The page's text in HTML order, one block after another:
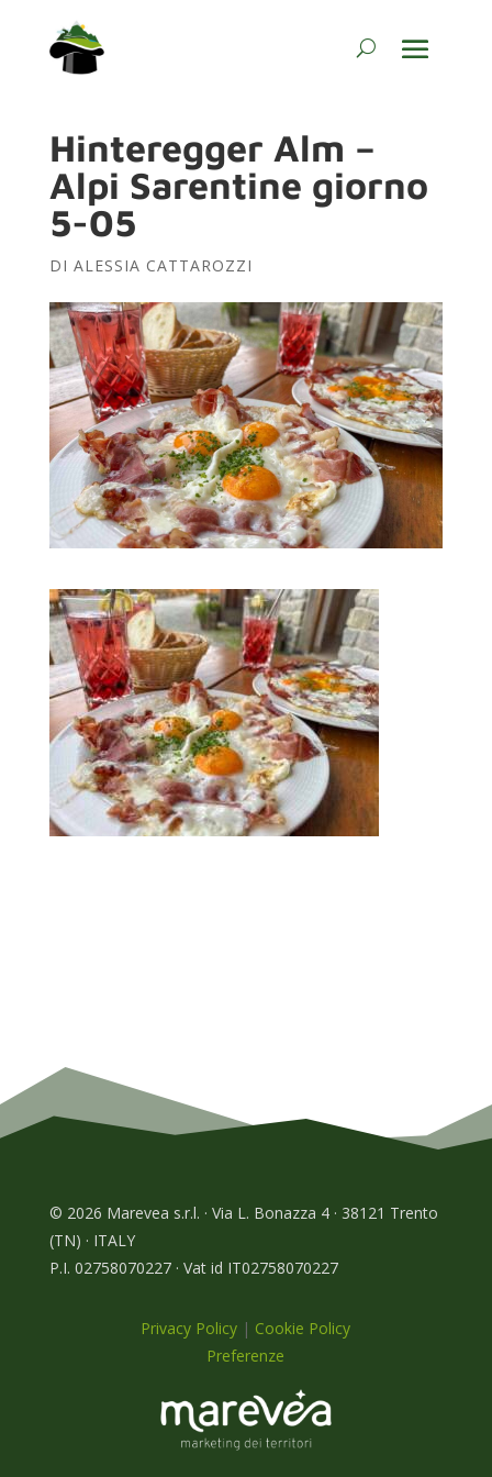
Hinteregger Alm –
Alpi Sarentine giorno
5-05
DI ALESSIA CATTAROZZI
© 2026 Marevea s.r.l. · Via L. Bonazza 4 · 38121 Trento
(TN) · ITALY
P.I. 02758070227 · Vat id IT02758070227
Privacy Policy | Cookie Policy
Preferenze